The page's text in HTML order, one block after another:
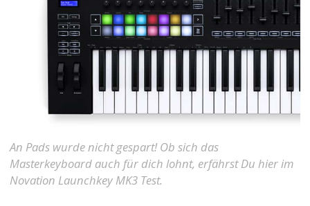
An Pads wurde nicht gespart! Ob sich das
Masterkeyboard auch für dich lohnt, erfährst Du hier im
Novation Launchkey MK3 Test.